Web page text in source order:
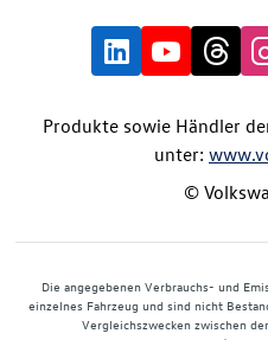
Produkte sowie Händler
unter:
©
Die angegebenen Verbrauchs- und
einzelnes Fahrzeug und sind nicht
Vergleichszwecken zwischen